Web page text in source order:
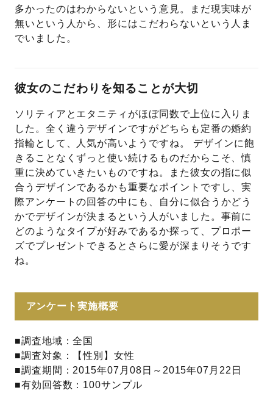
多かったのはわからないという意見。まだ現実味が
無いという人から、形にはこだわらないという人ま
でいました。
彼女のこだわりを知ることが大切
ソリティアとエタニティがほぼ同数で上位に入りま
した。全く違うデザインですがどちらも定番の婚約
指輪として、人気が高いようですね。 デザインに飽
きることなくずっと使い続けるものだからこそ、慎
重に決めていきたいものですね。また彼女の指に似
合うデザインであるかも重要なポイントですし、実
際アンケートの回答の中にも、自分に似合うかどう
かでデザインが決まるという人がいました。事前に
どのようなタイプが好みであるか探って、プロポー
ズでプレゼントできるとさらに愛が深まりそうです
ね。
アンケート実施概要
■調査地域：全国
■調査対象：【性別】女性
■調査期間：2015年07月08日～2015年07月22日
■有効回答数：100サンプル